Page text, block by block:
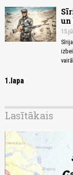
1.lapa
Lasītākais